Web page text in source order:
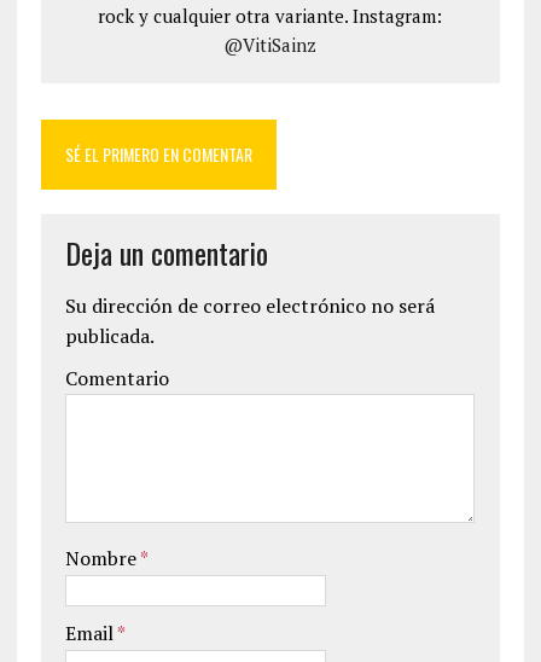
rock y cualquier otra variante. Instagram:
@VitiSainz
SÉ EL PRIMERO EN COMENTAR
Deja un comentario
Su dirección de correo electrónico no será
publicada.
Comentario
Nombre*
Email*